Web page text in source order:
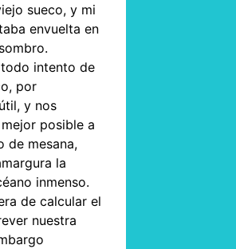
sueco, y mi
envuelta en
intento de
por
y nos
posible a
de mesana,
la
inmenso.
de calcular el
nuestra